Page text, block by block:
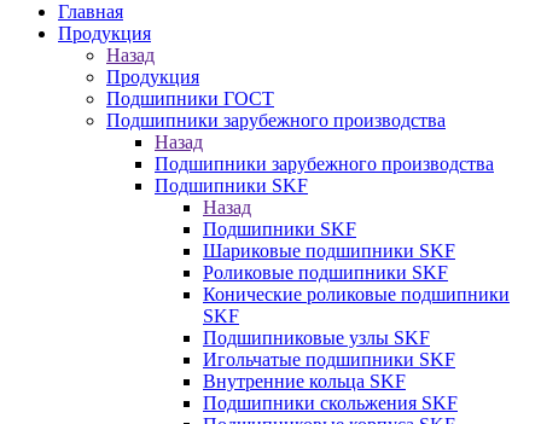
Главная
Продукция
Назад
Продукция
Подшипники ГОСТ
Подшипники зарубежного производства
Назад
Подшипники зарубежного производства
Подшипники SKF
Назад
Подшипники SKF
Шариковые подшипники SKF
Роликовые подшипники SKF
Конические роликовые подшипники
SKF
Подшипниковые узлы SKF
Игольчатые подшипники SKF
Внутренние кольца SKF
Подшипники скольжения SKF